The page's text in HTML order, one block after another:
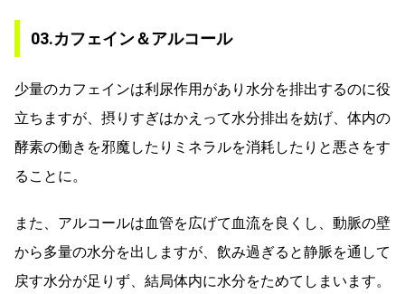
03.カフェイン＆アルコール
少量のカフェインは利尿作用があり水分を排出するのに役
立ちますが、摂りすぎはかえって水分排出を妨げ、体内の
酵素の働きを邪魔したりミネラルを消耗したりと悪さをす
ることに。
また、アルコールは血管を広げて血流を良くし、動脈の壁
から多量の水分を出しますが、飲み過ぎると静脈を通して
戻す水分が足りず、結局体内に水分をためてしまいます。